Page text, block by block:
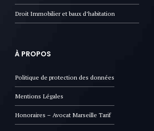
Droit Immobilier et baux d’habitation
À PROPOS
Politique de protection des données
Mentions Légales
Honoraires – Avocat Marseille Tarif